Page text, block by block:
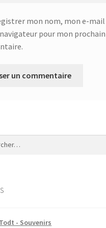
mon nom, mon e-
pour mon prochain
- Souvenirs